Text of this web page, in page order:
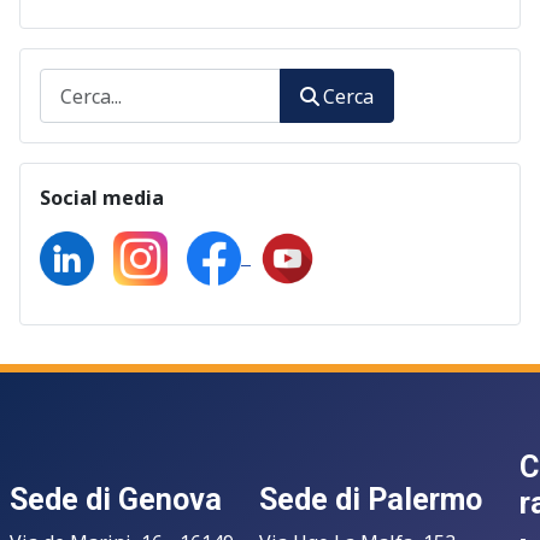
Cerca
Social media
Sede di Genova Sede di Palermo